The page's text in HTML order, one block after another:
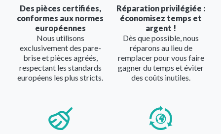
Des pièces certifiées,
conformes aux normes
européennes
Nous utilisons
exclusivement des pare-
brise et pièces agréés,
respectant les standards
européens les plus stricts.
Réparation privilégiée :
économisez temps et
argent !
Dès que possible, nous
réparons au lieu de
remplacer pour vous faire
gagner du temps et éviter
des coûts inutiles.